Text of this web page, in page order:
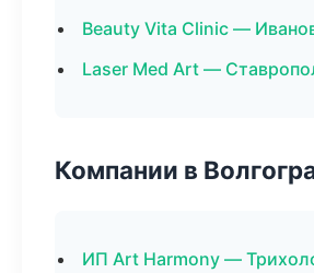
Beauty Vita Clinic —
Laser Med Art —
Компании в
ИП Art Harmony —